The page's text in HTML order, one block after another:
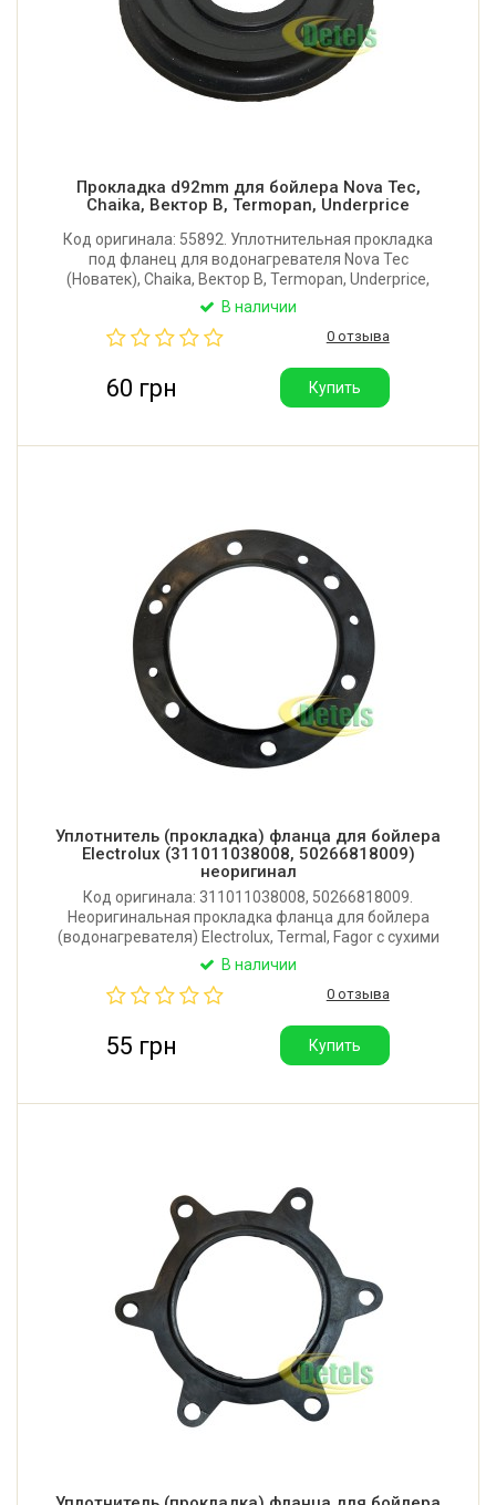
Прокладка d92mm для бойлера Nova Tec,
Chaika, Вектор В, Termopan, Underprice
Код оригинала: 55892. Уплотнительная прокладка
под фланец для водонагревателя Nova Tec
(Новатек), Chaika, Вектор В, Termopan, Underprice,
UP. Внутренний диаметр: 38 мм. Наружный диаметр:
В наличии
0 отзыва
60 грн Купить
Уплотнитель (прокладка) фланца для бойлера
Electrolux (311011038008, 50266818009)
неоригинал
Код оригинала: 311011038008, 50266818009.
Неоригинальная прокладка фланца для бойлера
(водонагревателя) Electrolux, Termal, Fagor с сухими
тэнами. Производитель: Китай. Хорошее качество.
В наличии
0 отзыва
55 грн Купить